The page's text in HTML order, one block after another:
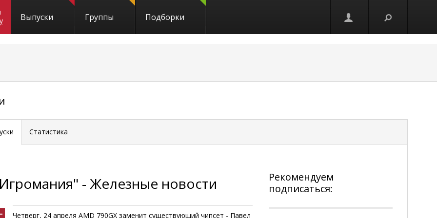
Выпуски Группы Подборки
Статистика
- Железные новости
Четверг, 24 апреля AMD 790GX заменит существующий чипсет - Павел
Рекомендуем
подписаться: